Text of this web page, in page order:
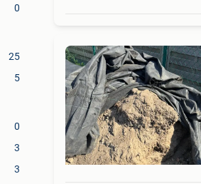
0
25
5
0
3
3